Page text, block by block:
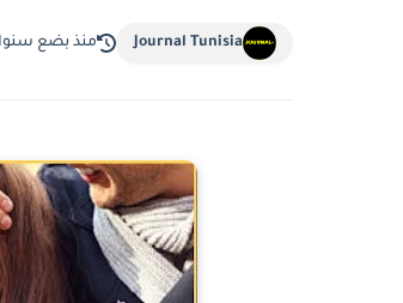
Journal Tunisia منذ بضع